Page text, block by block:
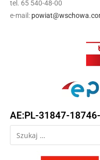
tel. 65 540-48-00
e-mail:
AE:PL-31847-